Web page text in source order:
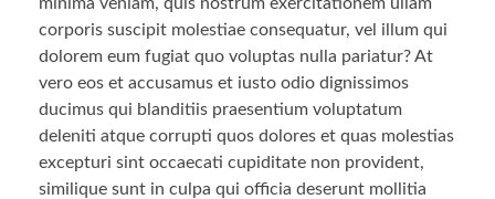
corporis suscipit molestiae consequatur, vel illum qui
dolorem eum fugiat quo voluptas nulla pariatur? At
vero eos et accusamus et iusto odio dignissimos
ducimus qui blanditiis praesentium voluptatum
deleniti atque corrupti quos dolores et quas molestias
excepturi sint occaecati cupiditate non provident,
similique sunt in culpa qui officia deserunt mollitia